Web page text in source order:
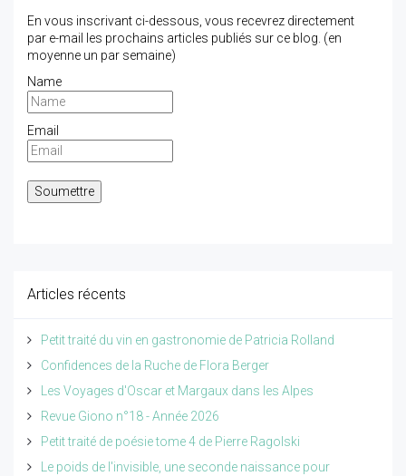
En vous inscrivant ci-dessous, vous recevrez directement
par e-mail les prochains articles publiés sur ce blog. (en
moyenne un par semaine)
Name
Email
Articles récents
Petit traité du vin en gastronomie de Patricia Rolland
Confidences de la Ruche de Flora Berger
Les Voyages d'Oscar et Margaux dans les Alpes
Revue Giono n°18 - Année 2026
Petit traité de poésie tome 4 de Pierre Ragolski
Le poids de l'invisible, une seconde naissance pour